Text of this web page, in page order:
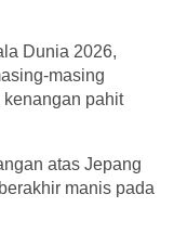
Dunia 2026,
masing
pahit
atas Jepang
manis pada